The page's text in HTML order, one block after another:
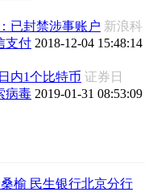
已封禁涉事账户 新浪科
支付 2018-12-04 15:48:14
内1个比特币 证券日
病毒 2019-01-31 08:53:09
榆 民生银行北京分行